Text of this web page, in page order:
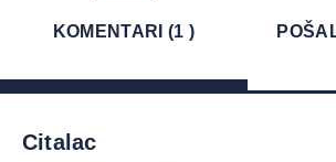
KOMENTARI (1 )
Citalac